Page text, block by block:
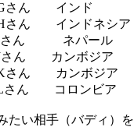
ん イン
インドネ
ネパー
カンボ
カンボ
コロン
たい相手（バディ）